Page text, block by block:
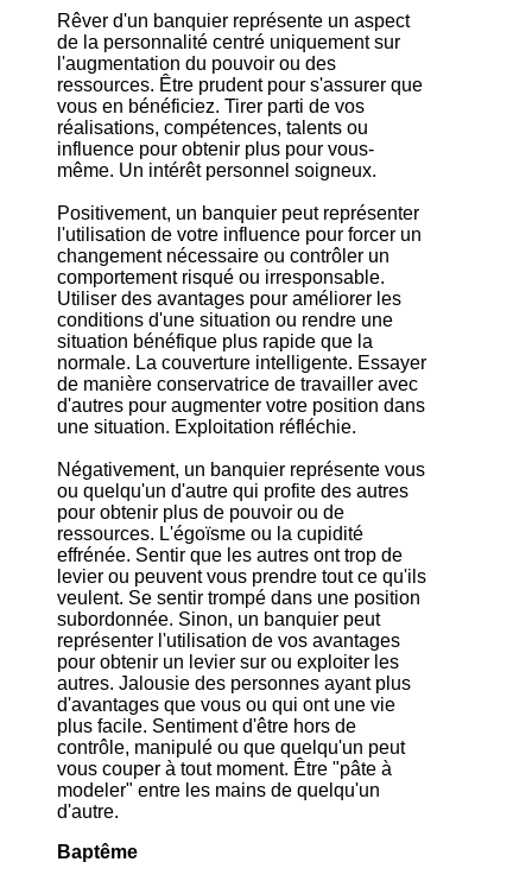
Rêver d'un banquier représente un aspect
de la personnalité centré uniquement sur
l'augmentation du pouvoir ou des
ressources. Être prudent pour s'assurer que
vous en bénéficiez. Tirer parti de vos
réalisations, compétences, talents ou
influence pour obtenir plus pour vous-
même. Un intérêt personnel soigneux.
Positivement, un banquier peut représenter
l'utilisation de votre influence pour forcer un
changement nécessaire ou contrôler un
comportement risqué ou irresponsable.
Utiliser des avantages pour améliorer les
conditions d'une situation ou rendre une
situation bénéfique plus rapide que la
normale. La couverture intelligente. Essayer
de manière conservatrice de travailler avec
d'autres pour augmenter votre position dans
une situation. Exploitation réfléchie.
Négativement, un banquier représente vous
ou quelqu'un d'autre qui profite des autres
pour obtenir plus de pouvoir ou de
ressources. L'égoïsme ou la cupidité
effrénée. Sentir que les autres ont trop de
levier ou peuvent vous prendre tout ce qu'ils
veulent. Se sentir trompé dans une position
subordonnée. Sinon, un banquier peut
représenter l'utilisation de vos avantages
pour obtenir un levier sur ou exploiter les
autres. Jalousie des personnes ayant plus
d'avantages que vous ou qui ont une vie
plus facile. Sentiment d'être hors de
contrôle, manipulé ou que quelqu'un peut
vous couper à tout moment. Être "pâte à
modeler" entre les mains de quelqu'un
d'autre.
Baptême